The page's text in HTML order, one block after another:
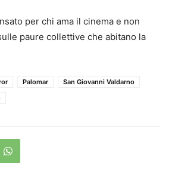
per chi ama il cinema e non
paure collettive che abitano la
Palomar
San Giovanni Valdarno